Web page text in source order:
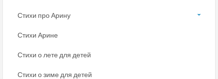
Стихи про Арину
Стихи Арине
Стихи о лете для детей
Стихи о зиме для детей